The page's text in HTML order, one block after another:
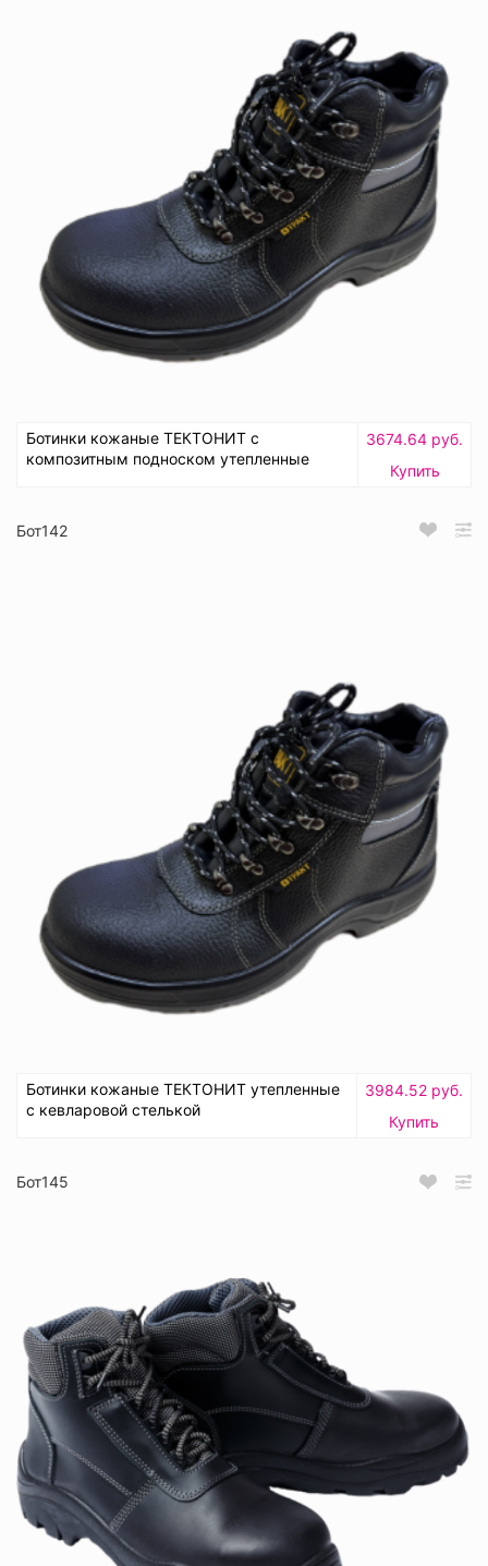
Ботинки кожаные ТЕКТОНИТ с
композитным подноском утепленные
3674.64 руб.
Купить
Бот142
Ботинки кожаные ТЕКТОНИТ утепленные
с кевларовой стелькой
3984.52 руб.
Купить
Бот145